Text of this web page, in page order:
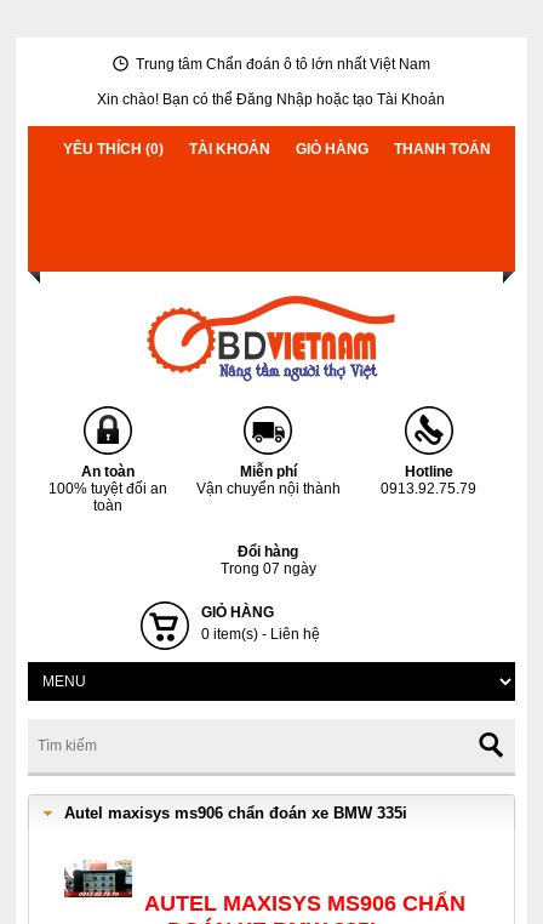
Trung tâm Chẩn đoán ô tô lớn nhất Việt Nam
Xin chào! Bạn có thểĐăng Nhập hoặctạo Tài Khoản
YÊU THÍCH (0) TÀI KHOẢN GIỎ HÀNG THANH TOÁN
An toàn
100% tuyệt đối an
toàn
Miễn phí
Vận chuyển nội thành
Hotline
0913.92.75.79
Đổi hàng
Trong 07 ngày
GIỎ HÀNG
0 item(s) - Liên hệ
Autel maxisys ms906 chẩn đoán xe BMW 335i
AUTEL MAXISYS MS906 CHẨN